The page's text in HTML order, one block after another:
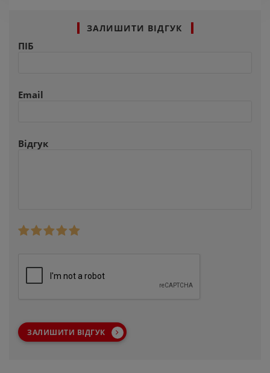
ЗАЛИШИТИ ВІДГУК
ПІБ
Email
Відгук
ЗАЛИШИТИ ВІДГУК